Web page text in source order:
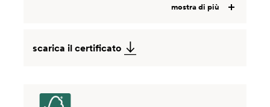
mostra di più
scarica il certificato